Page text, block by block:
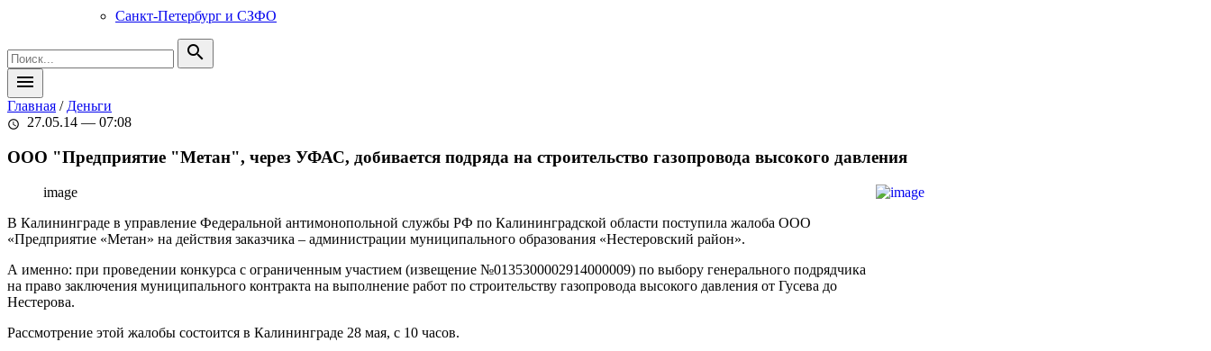
Санкт-Петербург и СЗФО
search
menu
Главная / Деньги
schedule 27.05.14 — 07:08
ООО "Предприятие "Метан", через УФАС, добивается подряда на строительство газопровода высокого давления
image
В Калининграде в управление Федеральной антимонопольной службы РФ по Калининградской области поступила жалоба ООО
«Предприятие «Метан» на действия заказчика – администрации муниципального образования «Нестеровский район».
А именно: при проведении конкурса с ограниченным участием (извещение №0135300002914000009) по выбору генерального подрядчика
на право заключения муниципального контракта на выполнение работ по строительству газопровода высокого давления от Гусева до
Нестерова.
Рассмотрение этой жалобы состоится в Калининграде 28 мая, с 10 часов.